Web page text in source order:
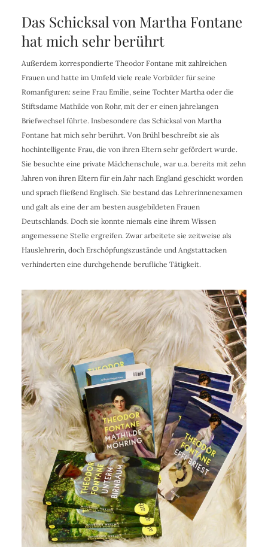
Das Schicksal von Martha Fontane
hat mich sehr berührt
Außerdem korrespondierte Theodor Fontane mit zahlreichen
Frauen und hatte im Umfeld viele reale Vorbilder für seine
Romanfiguren: seine Frau Emilie, seine Tochter Martha oder die
Stiftsdame Mathilde von Rohr, mit der er einen jahrelangen
Briefwechsel führte. Insbesondere das Schicksal von Martha
Fontane hat mich sehr berührt. Von Brühl beschreibt sie als
hochintelligente Frau, die von ihren Eltern sehr gefördert wurde.
Sie besuchte eine private Mädchenschule, war u.a. bereits mit zehn
Jahren von ihren Eltern für ein Jahr nach England geschickt worden
und sprach fließend Englisch. Sie bestand das Lehrerinnenexamen
und galt als eine der am besten ausgebildeten Frauen
Deutschlands. Doch sie konnte niemals eine ihrem Wissen
angemessene Stelle ergreifen. Zwar arbeitete sie zeitweise als
Hauslehrerin, doch Erschöpfungszustände und Angstattacken
verhinderten eine durchgehende berufliche Tätigkeit.